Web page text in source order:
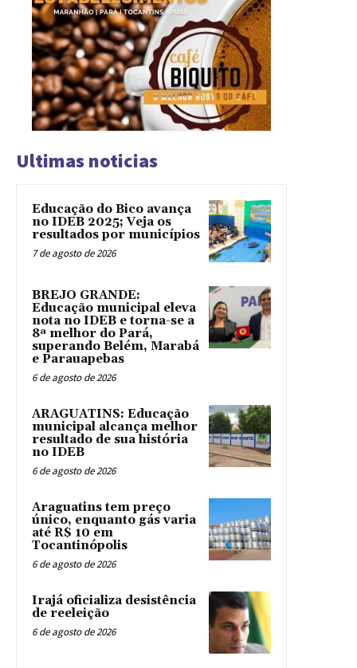
Ultimas noticias
Educação do Bico avança
no IDEB 2025; Veja os
resultados por municípios
7 de agosto de 2026
BREJO GRANDE:
Educação municipal eleva
nota no IDEB e torna-se a
8ª melhor do Pará,
superando Belém, Marabá
e Parauapebas
6 de agosto de 2026
ARAGUATINS: Educação
municipal alcança melhor
resultado de sua história
no IDEB
6 de agosto de 2026
Araguatins tem preço
único, enquanto gás varia
até R$ 10 em
Tocantinópolis
6 de agosto de 2026
Irajá oficializa desistência
de reeleição
6 de agosto de 2026